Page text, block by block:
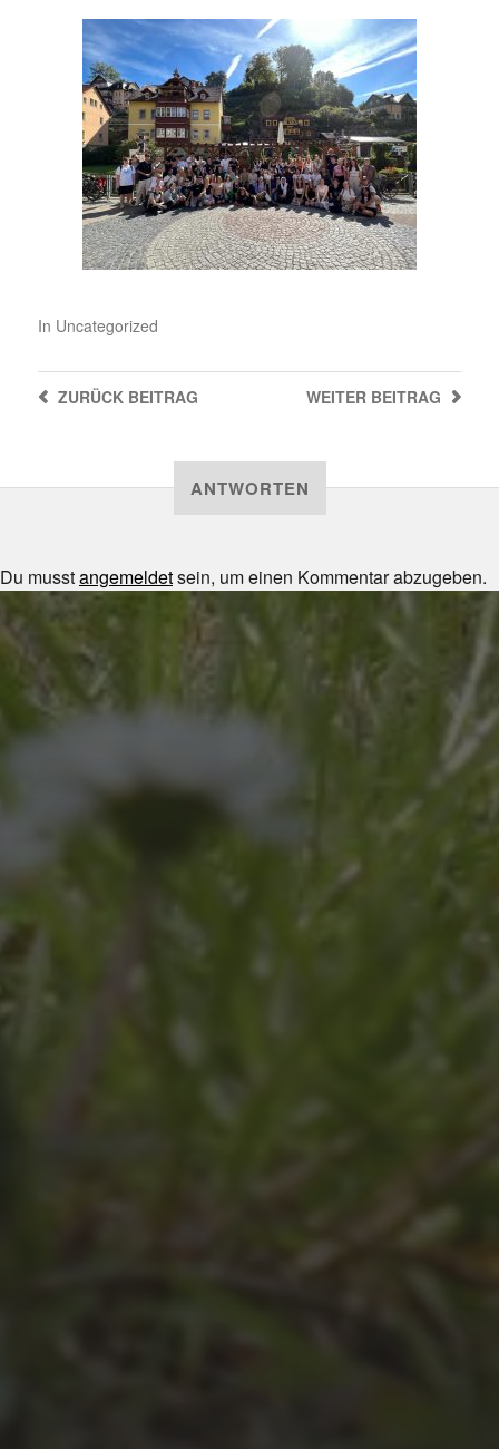
In Uncategorized
WEITER BEITRAG
ZURÜCKBEITRAG
ANTWORTEN
Du musstangemeldetsein, um einen Kommentar abzugeben.
UNSER SCHUL-/SPORTFEST